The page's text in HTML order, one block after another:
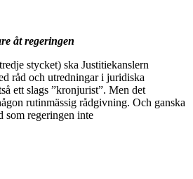
åt regeringen
stycket) ska Justitiekanslern
råd och utredningar i juridiska
ett slags ”kronjurist”. Men det
rutinmässig rådgivning. Och ganska
som regeringen inte